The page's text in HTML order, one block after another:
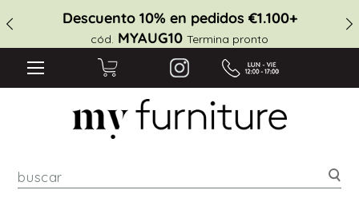
Descuento 10% en pedidos €1.100+
cód. MYAUG10 Termina pronto